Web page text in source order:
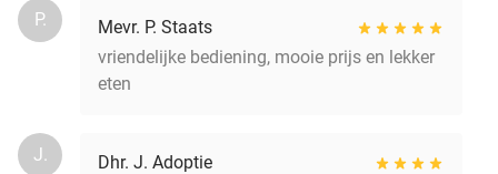
P.
Mevr. P. Staats
vriendelijke bediening, mooie prijs en lekker
eten
J. Dhr. J. Adoptie